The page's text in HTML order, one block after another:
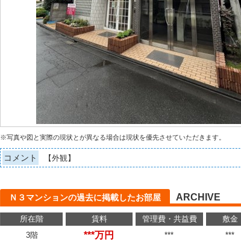
※写真や図と実際の現状とが異なる場合は現状を優先させていただきます。
コメント 【外観】
Ｎ３マンションの過去に掲載したお部屋 ARCHIVE
所在階 賃料 管理費・共益費 敷金
3階
***万円 *** ***